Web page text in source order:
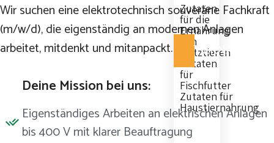
TIERNAHRUNG
Zutaten
für die
Ernährung
von
Nutztieren
Zutaten
für
Fischfutter
Zutaten für
Haustiernahrung
Wir suchen eineelektrotechnisch souveräne Fachkraft
(m/w/d), die eigenständig an modernen Anlagen
arbeitet, mitdenkt und mitanpackt.
Deine Mission bei uns:
Eigenständiges Arbeiten an elektrischen Anlagen
bis 400 V mit klarer Beauftragung